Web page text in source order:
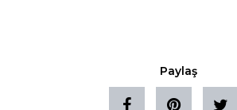
Paylaş